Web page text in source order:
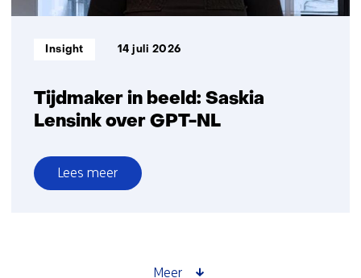
Tijdmaker in beeld: Saskia
Lensink over GPT-NL
Informatietype:
Insight 14 juli 2026
Lees meer
over
Meer